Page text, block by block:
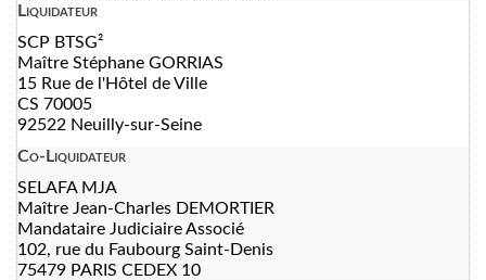
Liquidateur
SCP BTSG²
Maître Stéphane GORRIAS
15 Rue de l'Hôtel de Ville
CS 70005
92522 Neuilly-sur-Seine
Co-Liquidateur
SELAFA MJA
Maître Jean-Charles DEMORTIER
Mandataire Judiciaire Associé
102, rue du Faubourg Saint-Denis
75479 PARIS CEDEX 10